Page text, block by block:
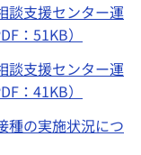
談支援センター運
：51KB）
談支援センター運
：41KB）
種の実施状況につ